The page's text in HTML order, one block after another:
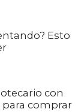
Esto
con
para comprar